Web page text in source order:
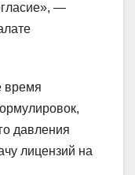
—
время
давления
лицензий на